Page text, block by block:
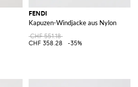
FENDI
Kapuzen-Windjacke aus Nylon
CHF 551.18
CHF 358.28
-35%